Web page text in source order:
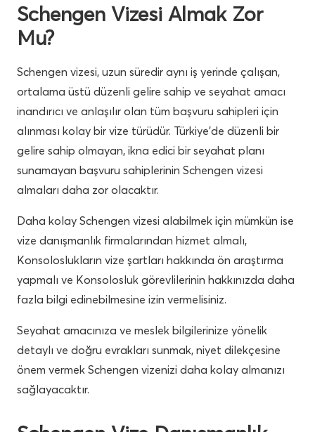
Schengen Vizesi Almak Zor
Mu?
Schengen vizesi, uzun süredir aynı iş yerinde çalışan,
ortalama üstü düzenli gelire sahip ve seyahat amacı
inandırıcı ve anlaşılır olan tüm başvuru sahipleri için
alınması kolay bir vize türüdür. Türkiye’de düzenli bir
gelire sahip olmayan, ikna edici bir seyahat planı
sunamayan başvuru sahiplerinin Schengen vizesi
almaları daha zor olacaktır.
Daha kolay Schengen vizesi alabilmek için mümkün ise
vize danışmanlık firmalarından hizmet almalı,
Konsoloslukların vize şartları hakkında ön araştırma
yapmalı ve Konsolosluk görevlilerinin hakkınızda daha
fazla bilgi edinebilmesine izin vermelisiniz.
Seyahat amacınıza ve meslek bilgilerinize yönelik
detaylı ve doğru evrakları sunmak, niyet dilekçesine
önem vermek Schengen vizenizi daha kolay almanızı
sağlayacaktır.